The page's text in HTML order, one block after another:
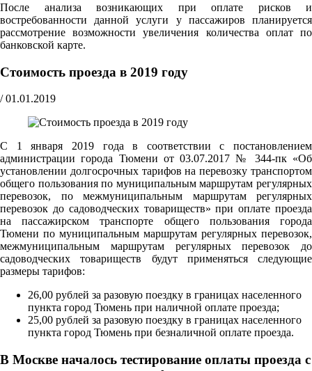
После анализа возникающих при оплате рисков и
востребованности данной услуги у пассажиров планируется
рассмотрение возможности увеличения количества оплат по
банковской карте.
Стоимость проезда в 2019 году
/ 01.01.2019
С 1 января 2019 года в соответствии с постановлением
администрации города Тюмени от 03.07.2017 № 344-пк «Об
установлении долгосрочных тарифов на перевозку транспортом
общего пользования по муниципальным маршрутам регулярных
перевозок, по межмуниципальным маршрутам регулярных
перевозок до садоводческих товариществ» при оплате проезда
на пассажирском транспорте общего пользования города
Тюмени по муниципальным маршрутам регулярных перевозок,
межмуниципальным маршрутам регулярных перевозок до
садоводческих товариществ будут применяться следующие
размеры тарифов:
26,00 рублей за разовую поездку в границах населенного
пункта город Тюмень при наличной оплате проезда;
25,00 рублей за разовую поездку в границах населенного
пункта город Тюмень при безналичной оплате проезда.
В Москве началось тестирование оплаты проезда с